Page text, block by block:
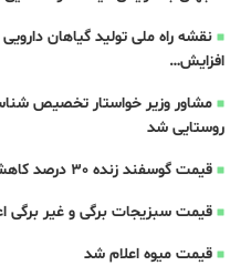
نقشه راه ملی تولید گیاهان
افزایش…
مشاور وزیر خواستار تخصیص
روستایی شد
قیمت گوسفند زنده 30 درصد کاهش یافت؛ گوشت ارزان نشد
قیمت سبزیجات برگی و غیر برگی
قیمت میوه اعلام شد